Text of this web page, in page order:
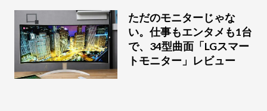
ただのモニターじゃな
い。仕事もエンタメも1台
で、34型曲面「LGスマー
トモニター」レビュー